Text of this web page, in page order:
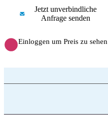
Jetzt unverbindliche
Anfrage senden
Einloggen um Preis zu sehen